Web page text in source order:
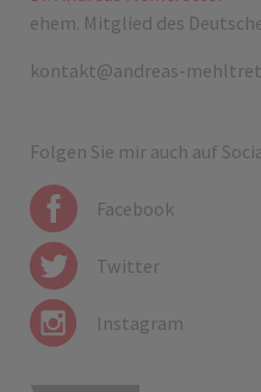
ehem. Mitglied des
kontakt@andreas-
Folgen Sie mir auch auf
Facebook
Twitter
Instagram